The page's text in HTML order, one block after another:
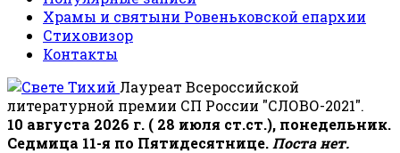
Храмы и святыни Ровеньковской епархии
Стиховизор
Контакты
Лауреат Всероссийской
литературной премии СП России "СЛОВО-2021".
10 августа 2026 г. ( 28 июля ст.ст.), понедельник.
Седмица 11-я по Пятидесятнице. Поста нет.